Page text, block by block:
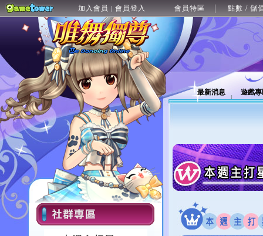
加入會員 | 會員登入 會員特區 點數 / 儲
最新消息 遊戲